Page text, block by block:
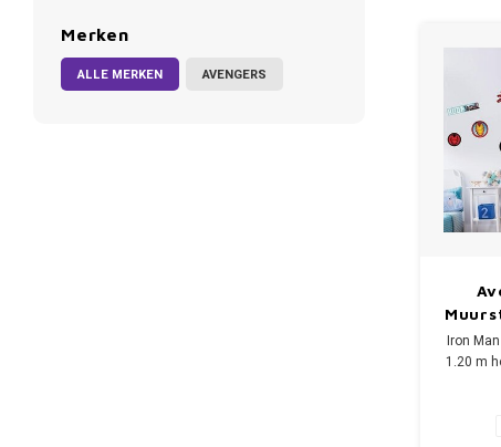
Merken
ALLE MERKEN AVENGERS
-
Iron
1.20 m